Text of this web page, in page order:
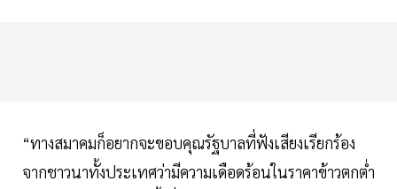
“ทางสมาคมก็อยากจะขอบคุณรัฐบาลที่ฟังเสียงเรียกร้อง
จากชาวนาทั้งประเทศว่ามีความเดือดร้อนในราคาข้าวตกต่ำ